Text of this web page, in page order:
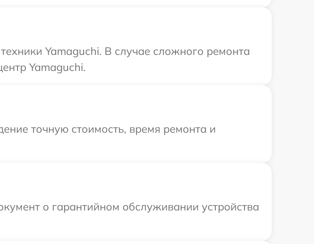
Yamaguchi. В случае сложного ремонта
Yamaguchi.
точную стоимость, время ремонта и
о гарантийном обслуживании устройства